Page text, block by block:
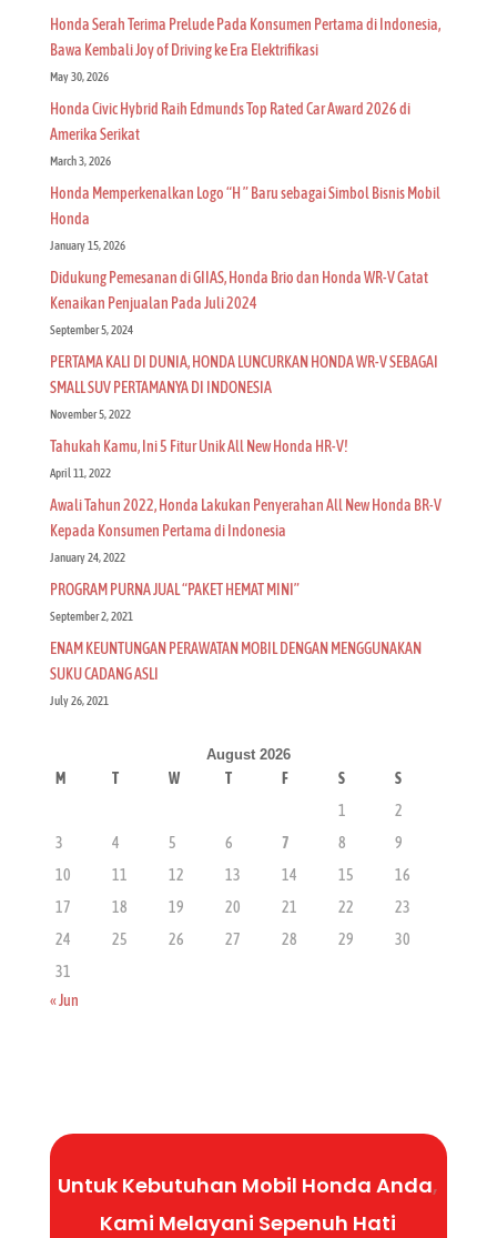
Honda Serah Terima Prelude Pada Konsumen Pertama di Indonesia,
Bawa Kembali Joy of Driving ke Era Elektrifikasi
May 30, 2026
Honda Civic Hybrid Raih Edmunds Top Rated Car Award 2026 di
Amerika Serikat
March 3, 2026
Honda Memperkenalkan Logo “H ” Baru sebagai Simbol Bisnis Mobil
Honda
January 15, 2026
Didukung Pemesanan di GIIAS, Honda Brio dan Honda WR-V Catat
Kenaikan Penjualan Pada Juli 2024
September 5, 2024
PERTAMA KALI DI DUNIA, HONDA LUNCURKAN HONDA WR-V SEBAGAI
SMALL SUV PERTAMANYA DI INDONESIA
November 5, 2022
Tahukah Kamu, Ini 5 Fitur Unik All New Honda HR-V!
April 11, 2022
Awali Tahun 2022, Honda Lakukan Penyerahan All New Honda BR-V
Kepada Konsumen Pertama di Indonesia
January 24, 2022
PROGRAM PURNA JUAL “PAKET HEMAT MINI”
September 2, 2021
ENAM KEUNTUNGAN PERAWATAN MOBIL DENGAN MENGGUNAKAN
SUKU CADANG ASLI
July 26, 2021
August 2026
M T W T F S
S
1
2
3
4 5 6 7 8
9
10
11 12 13 14 15
16
17
18 19 20 21 22
23
24
25 26 27 28 29
30
31
« Jun
Untuk Kebutuhan Mobil Honda Anda,
Kami Melayani Sepenuh Hati